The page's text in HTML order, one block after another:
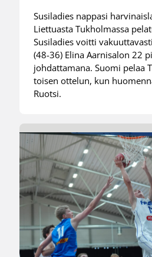
Susiladies nappasi
Liettuasta Tukholmassa
Susiladies voitti
(48-36) Elina Aarnisalon 22
johdattamana. Suomi pelaa
toisen ottelun, kun
Ruotsi.